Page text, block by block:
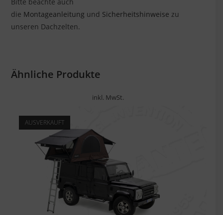
die Montageanleitung und Sicherheitshinweise zu
unseren Dachzelten.
Ähnliche Produkte
inkl. MwSt.
AUSVERKAUFT